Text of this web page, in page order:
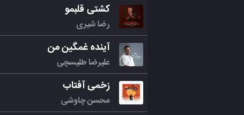
کشتی قلبمو
رضا شیری
آینده غمگین من
علیرضا طلیسچی
زخمی آفتاب
محسن چاوشی